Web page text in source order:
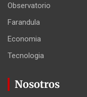
Observatorio
Farandula
Economia
Tecnologia
Nosotros